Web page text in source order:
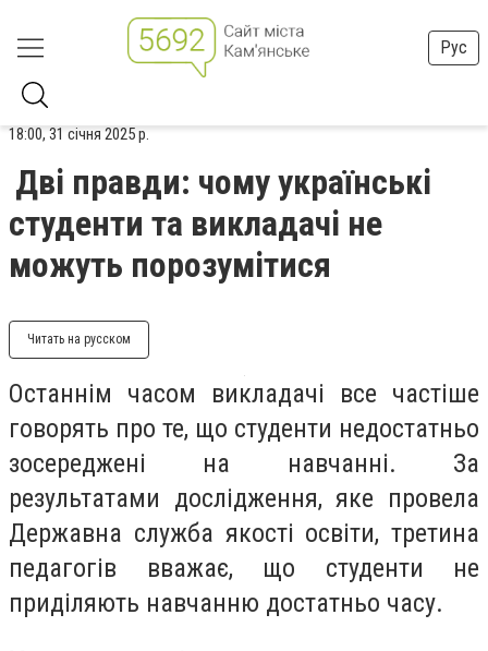
Рус
18:00, 31 січня 2025 р.
Дві правди: чому українські
студенти та викладачі не
можуть порозумітися
Читать на русском
Останнім часом викладачі все частіше
говорять про те, що студенти недостатньо
зосереджені на навчанні. За
результатами дослідження, яке провела
Державна служба якості освіти, третина
педагогів вважає, що студенти не
приділяють навчанню достатньо часу.